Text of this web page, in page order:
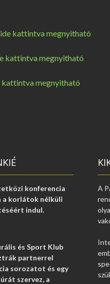
ide kattintva megnyitható
kattintva megnyitható
kattintva megnyitható
konferencia
a korlátok nélküli
indul.
és Sport Klub
partnerrel
sorozatot és egy
szervez, a
A